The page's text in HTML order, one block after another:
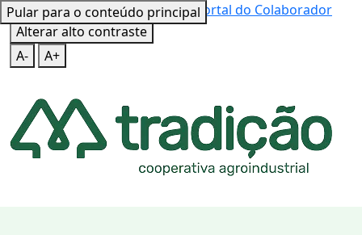
Pular para o conteúdo principal
Mapa do SiteTeclas de AtalhoPortal do Colaborador
Alterar alto contraste
A-
A+